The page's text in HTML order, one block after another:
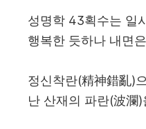
성명학 43획수는 일
행복한 듯하나 내면
정신착란(精神錯亂)
난 산재의 파란(波瀾